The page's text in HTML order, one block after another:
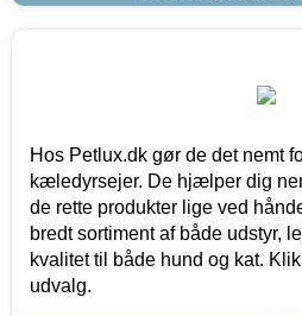
Hos Petlux.dk gør de det nemt
kæledyrsejer. De hjælper dig
de rette produkter lige ved
bredt sortiment af både udstyr,
kvalitet til både hund og kat.
udvalg.